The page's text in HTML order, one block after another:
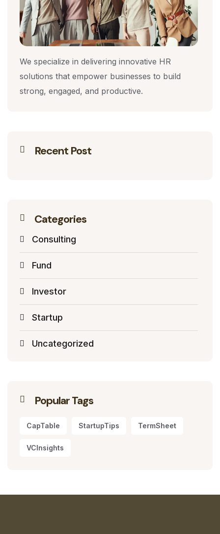
We specialize in delivering innovative HR
solutions that empower businesses to build
strong, engaged, and productive.
Recent Post
Categories
Consulting
Fund
Investor
Startup
Uncategorized
Popular Tags
CapTable StartupTips TermSheet
VCInsights